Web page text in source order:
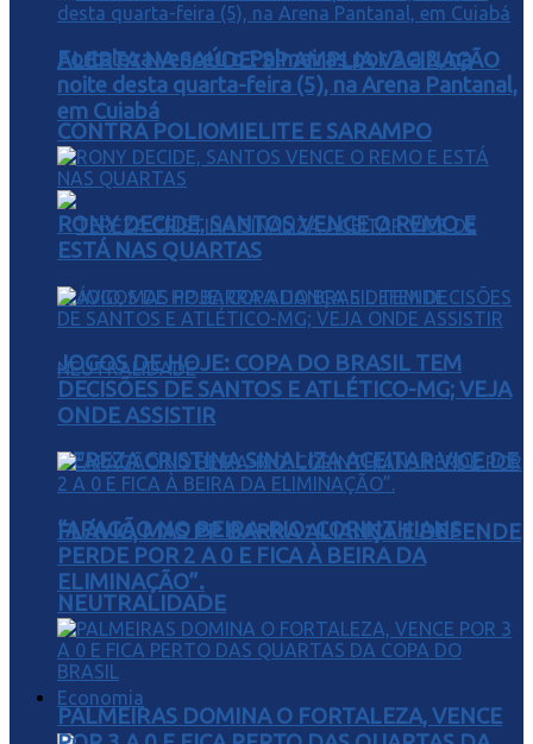
ALERTA NA SAÚDE: SP AMPLIA VACINAÇÃO
CONTRA POLIOMIELITE E SARAMPO
TEREZA CRISTINA SINALIZA ACEITAR VICE DE
FLÁVIO, MAS PP BARRA ALIANÇA E DEFENDE
NEUTRALIDADE
Economia
Fortaleza venceu o Palmeiras por 3 a 2, na
noite desta quarta-feira (5), na Arena Pantanal,
em Cuiabá
RONY DECIDE, SANTOS VENCE O REMO E
ESTÁ NAS QUARTAS
JOGOS DE HOJE: COPA DO BRASIL TEM
DECISÕES DE SANTOS E ATLÉTICO-MG; VEJA
ONDE ASSISTIR
“APAGÃO NO BEIRA-RIO: CORINTHIANS
PERDE POR 2 A 0 E FICA À BEIRA DA
ELIMINAÇÃO”.
PALMEIRAS DOMINA O FORTALEZA, VENCE